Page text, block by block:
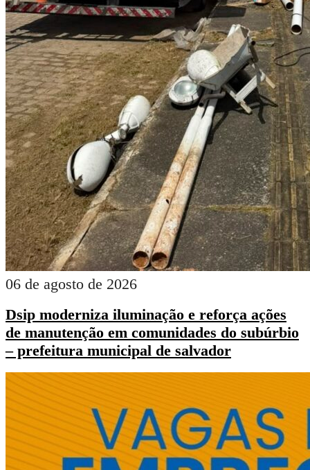
06 de agosto de 2026
Dsip moderniza iluminação e reforça ações
de manutenção em comunidades do subúrbio
– prefeitura municipal de salvador